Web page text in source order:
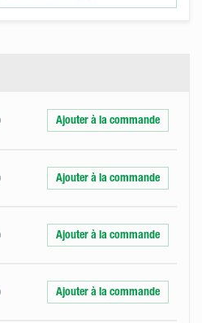
Ajouter à la commande
Ajouter à la commande
Ajouter à la commande
Ajouter à la commande